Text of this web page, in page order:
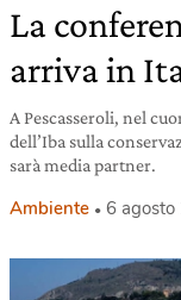
La
arriva in
A Pescasseroli, nel
dell’Iba sulla
sarà media partner.
Ambiente 6